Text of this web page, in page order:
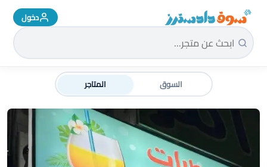
سوق دادسترز الرئيسية دخول
السوق المتاجر